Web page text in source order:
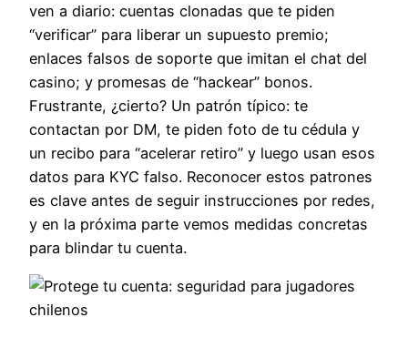
ven a diario: cuentas clonadas que te piden
“verificar” para liberar un supuesto premio;
enlaces falsos de soporte que imitan el chat del
casino; y promesas de “hackear” bonos.
Frustrante, ¿cierto? Un patrón típico: te
contactan por DM, te piden foto de tu cédula y
un recibo para “acelerar retiro” y luego usan esos
datos para KYC falso. Reconocer estos patrones
es clave antes de seguir instrucciones por redes,
y en la próxima parte vemos medidas concretas
para blindar tu cuenta.